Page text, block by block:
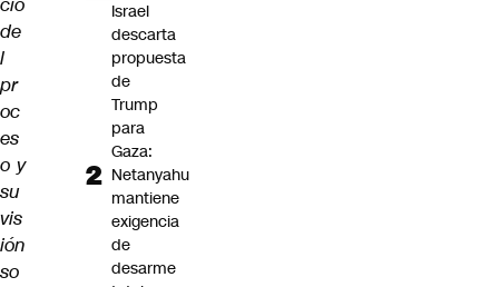
de
l
pr
oc
es
o y
su
vis
ión
so
Israel
descarta
propuesta
de
Trump
para
Gaza:
Netanyahu
mantiene
exigencia
de
desarme